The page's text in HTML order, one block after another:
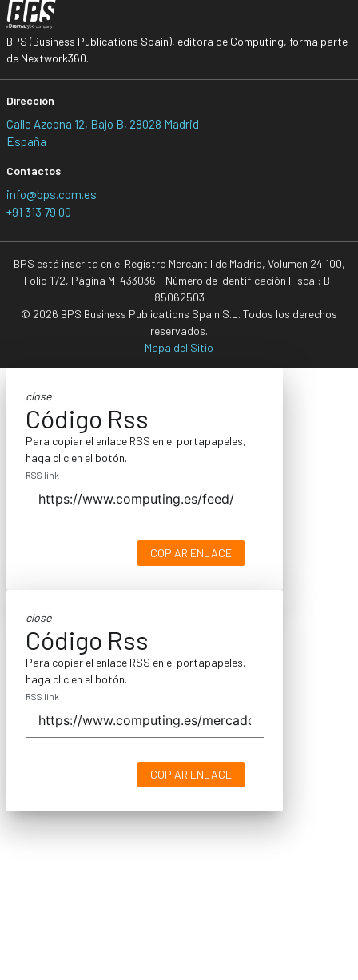
BPS (Business Publications Spain), editora de Computing, forma parte
de Nextwork360.
Dirección
Calle Azcona 12, Bajo B, 28028 Madrid
España
Contactos
info@bps.com.es
+91 313 79 00
BPS está inscrita en el Registro Mercantil de Madrid, Volumen 24.100,
Folio 172, Página M-433036 - Número de Identificación Fiscal: B-
85062503
© 2026 BPS Business Publications Spain S.L. Todos los derechos
reservados.
Mapa del Sitio
close
Código Rss
Para copiar el enlace RSS en el portapapeles,
haga clic en el botón.
RSS link
COPIAR ENLACE
close
Código Rss
Para copiar el enlace RSS en el portapapeles,
haga clic en el botón.
RSS link
COPIAR ENLACE